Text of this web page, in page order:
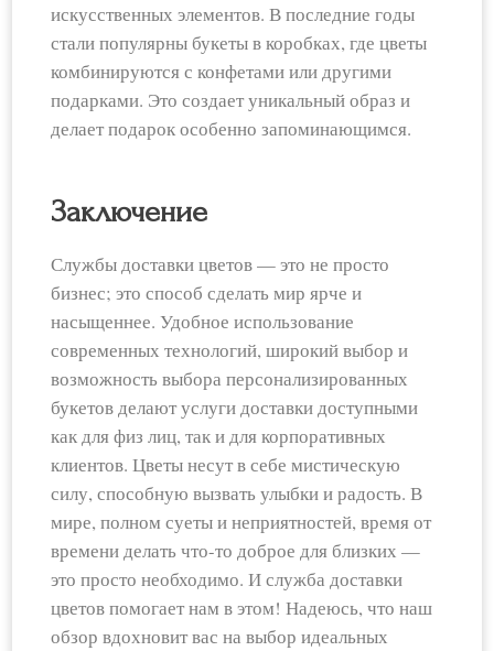
искусственных элементов. В последние годы
стали популярны букеты в коробках, где цветы
комбинируются с конфетами или другими
подарками. Это создает уникальный образ и
делает подарок особенно запоминающимся.
Заключение
Службы доставки цветов — это не просто
бизнес; это способ сделать мир ярче и
насыщеннее. Удобное использование
современных технологий, широкий выбор и
возможность выбора персонализированных
букетов делают услуги доставки доступными
как для физ лиц, так и для корпоративных
клиентов. Цветы несут в себе мистическую
силу, способную вызвать улыбки и радость. В
мире, полном суеты и неприятностей, время от
времени делать что-то доброе для близких —
это просто необходимо. И служба доставки
цветов помогает нам в этом! Надеюсь, что наш
обзор вдохновит вас на выбор идеальных